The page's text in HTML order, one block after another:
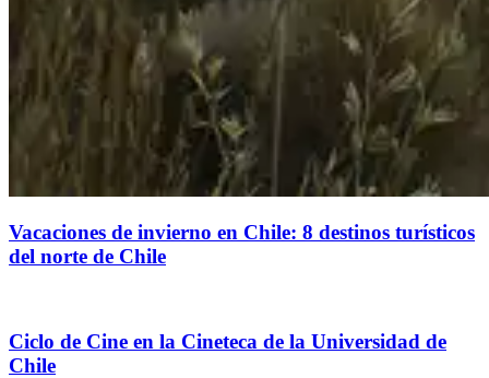
Vacaciones de invierno en Chile: 8 destinos turísticos
del norte de Chile
Ciclo de Cine en la Cineteca de la Universidad de
Chile